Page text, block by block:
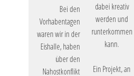
Bei den
Vorhabentagen
waren wir in der
Eishalle, haben
über den
Nahostkonflikt
dabei kreativ
werden und
runterkommen
kann.
Ein Projekt, an